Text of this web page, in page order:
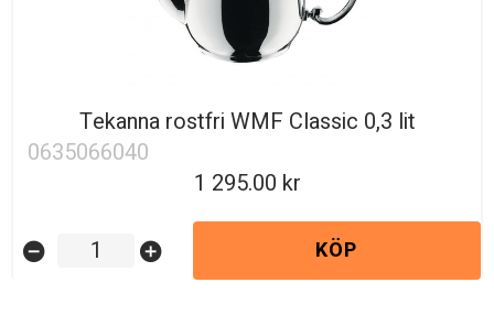
Tekanna rostfri WMF Classic 0,3 lit
0635066040
1 295.00
remove_circle add_circle KÖP